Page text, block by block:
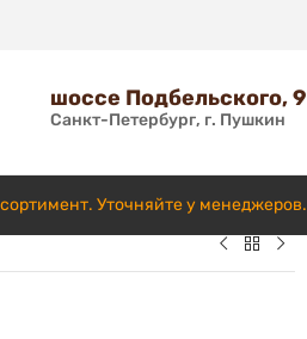
шоссе Подбельского, 9
Санкт-Петербург, г. Пушкин
Уточняйте у менеджеров.